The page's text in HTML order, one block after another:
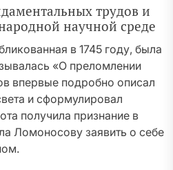
трудов и
научной среде
в 1745 году, была
«О преломлении
впервые подробно описал
и сформулировал
получила признание в
Ломоносову заявить о себе